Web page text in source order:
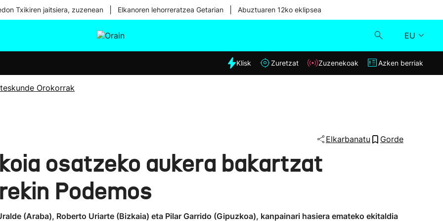
Txikiren jaitsiera, zuzenean Elkanoren lehorreratzea Getarian Abuztuaren 12ko eklipsea
EU
Eguraldia
Klisk
Klisk Zuretzat Zuzenekoak Azken berriak
Orokorrak
Elkarbanatu Gorde
osatzeko aukera bakartzat
Podemos
(Araba), Roberto Uriarte (Bizkaia) eta Pilar Garrido (Gipuzkoa), kanpainari hasiera emateko ekitaldia